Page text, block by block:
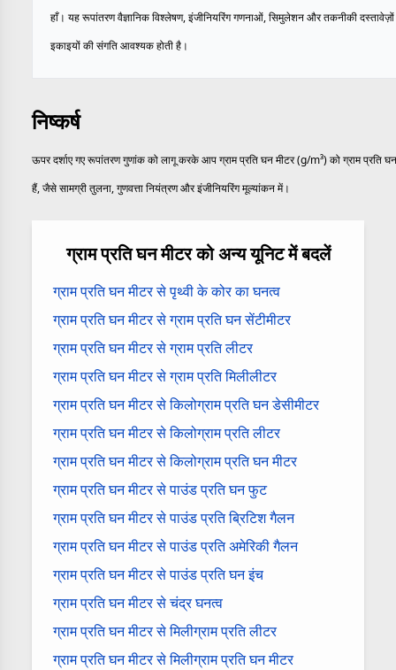
हाँ। यह रूपांतरण वैज्ञानिक विश्लेषण, इंजीनियरिंग गणनाओं, सिमुलेशन और तकनीकी
इकाइयों की संगति आवश्यक होती है।
निष्कर्ष
ऊपर दर्शाए गए रूपांतरण गुणांक को लागू करके आप ग्राम प्रति घन मीटर (g/m³) को ग्राम प्रति
हैं, जैसे सामग्री तुलना, गुणवत्ता नियंत्रण और इंजीनियरिंग मूल्यांकन में।
ग्राम प्रति घन मीटर को अन्य यूनिट में बदलें
ग्राम प्रति घन मीटर से पृथ्वी के कोर का घनत्व
ग्राम प्रति घन मीटर से ग्राम प्रति घन सेंटीमीटर
ग्राम प्रति घन मीटर से ग्राम प्रति लीटर
ग्राम प्रति घन मीटर से ग्राम प्रति मिलीलीटर
ग्राम प्रति घन मीटर से किलोग्राम प्रति घन डेसीमीटर
ग्राम प्रति घन मीटर से किलोग्राम प्रति लीटर
ग्राम प्रति घन मीटर से किलोग्राम प्रति घन मीटर
ग्राम प्रति घन मीटर से पाउंड प्रति घन फुट
ग्राम प्रति घन मीटर से पाउंड प्रति ब्रिटिश गैलन
ग्राम प्रति घन मीटर से पाउंड प्रति अमेरिकी गैलन
ग्राम प्रति घन मीटर से पाउंड प्रति घन इंच
ग्राम प्रति घन मीटर से चंद्र घनत्व
ग्राम प्रति घन मीटर से मिलीग्राम प्रति लीटर
ग्राम प्रति घन मीटर से मिलीग्राम प्रति घन मीटर